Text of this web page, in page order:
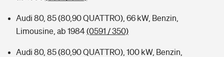
Audi 80, 85 (80,90 QUATTRO), 66 kW, Benzin,
Limousine, ab 1984(0591 / 350)
Audi 80, 85 (80,90 QUATTRO), 100 kW, Benzin,